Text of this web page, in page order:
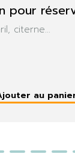
pour
citerne...
au